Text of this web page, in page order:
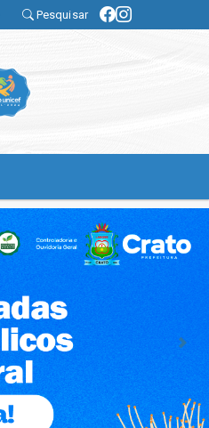
Pesquisar